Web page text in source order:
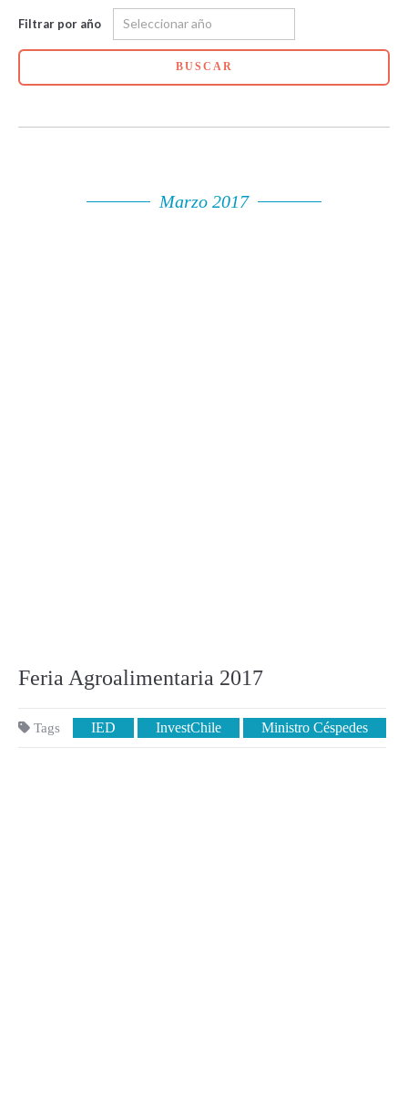
Filtrar por año
BUSCAR
Marzo 2017
Feria Agroalimentaria 2017
Tags IED InvestChile Ministro Céspedes